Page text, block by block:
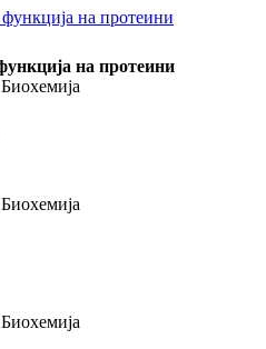
на протеини